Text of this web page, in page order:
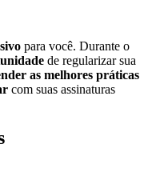
para você. Durante o
de regularizar sua
as melhores práticas
com suas assinaturas